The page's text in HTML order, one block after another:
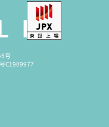
号
C1909977